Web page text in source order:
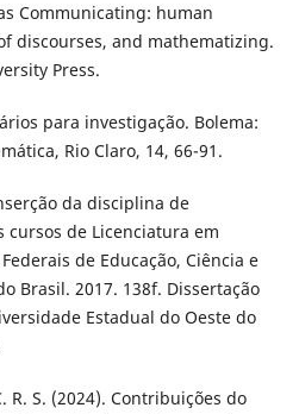
Communicating: human
discourses, and mathematizing.
Press.
para investigação. Bolema:
Rio Claro, 14, 66-91.
da disciplina de
cursos de Licenciatura em
de Educação, Ciência e
Brasil. 2017. 138f. Dissertação
Estadual do Oeste do
R. S. (2024). Contribuições do